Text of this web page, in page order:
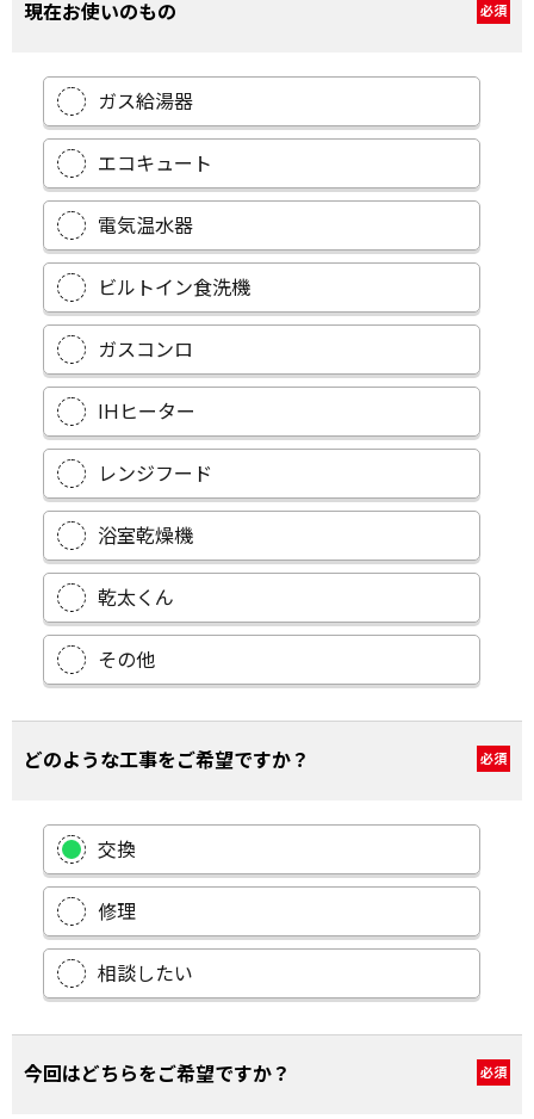
現在お使いのもの 必須
ガス給湯器
エコキュート
電気温水器
ビルトイン食洗機
ガスコンロ
IHヒーター
レンジフード
浴室乾燥機
乾太くん
その他
どのような工事をご希望ですか？ 必須
交換
修理
相談したい
今回はどちらをご希望ですか？ 必須